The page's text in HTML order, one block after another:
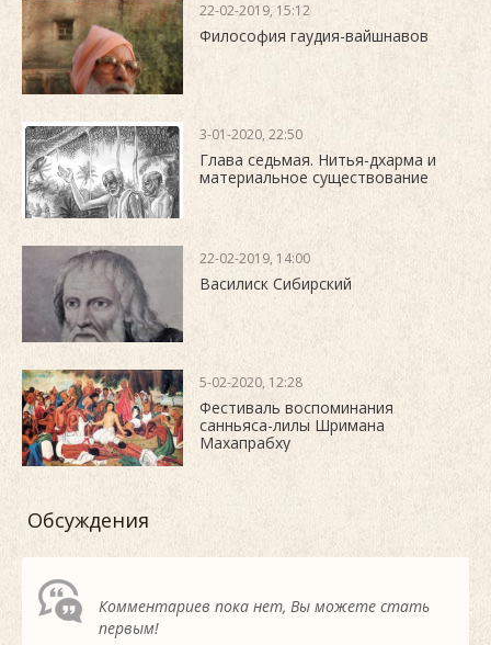
22-02-2019, 15:12
Философия гаудия-вайшнавов
3-01-2020, 22:50
Глава седьмая. Нитья-дхарма и
материальное существование
22-02-2019, 14:00
Василиск Сибирский
5-02-2020, 12:28
Фестиваль воспоминания
санньяса-лилы Шримана
Махапрабху
Обсуждения
Комментариев пока нет, Вы можете стать
первым!